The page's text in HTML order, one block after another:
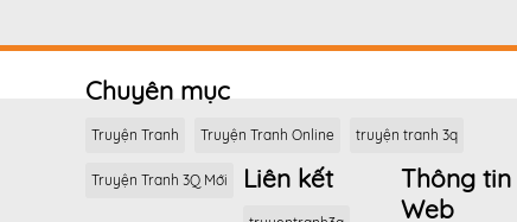
Chuyên mục
Truyện Tranh Truyện Tranh Online truyện tranh 3q
Truyện Tranh 3Q Mới Liên kết
Thông tin
Web